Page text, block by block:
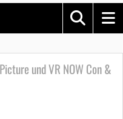
und VR NOW Con &